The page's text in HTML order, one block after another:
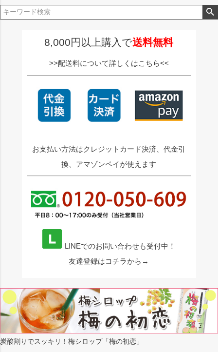
ペー
ジト
8,000円以上購入で送料無料
>>配送料について詳しくはこちら<<
お支払い方法はクレジットカード決済、代金引
換、アマゾンペイが使えます
LINEでのお問い合わせも受付中！
友達登録はコチラから→
炭酸割りでスッキリ！梅シロップ「梅の初恋」